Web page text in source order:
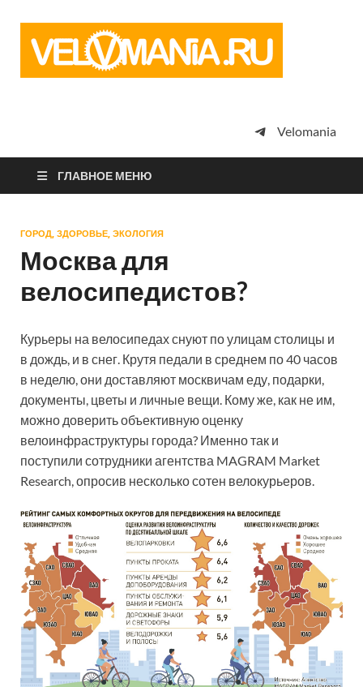
просто
Velomania
ГЛАВНОЕ МЕНЮ
ГОРОД, ЗДОРОВЬЕ, ЭКОЛОГИЯ
Москва для
велосипедистов?
Курьеры на велосипедах снуют по улицам столицы и
в дождь, и в снег. Крутя педали в среднем по 40 часов
в неделю, они доставляют москвичам еду, подарки,
документы, цветы и личные вещи. Кому же, как не им,
можно доверить объективную оценку
велоинфраструктуры города? Именно так и
поступили сотрудники агентства MAGRAM Market
Research, опросив несколько сотен велокурьеров.